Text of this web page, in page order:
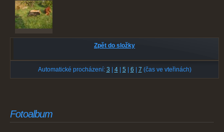
Zpět do složky
Automatické procházení: 3 4| 5 6 7 (čas ve vteřinách)
Fotoalbum